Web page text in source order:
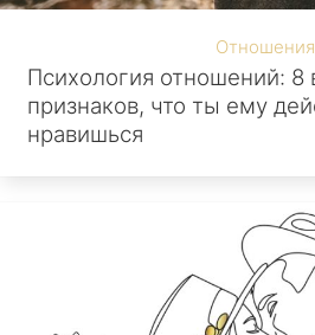
Отношения
Психология отношений: 8
признаков, что ты ему
нравишься